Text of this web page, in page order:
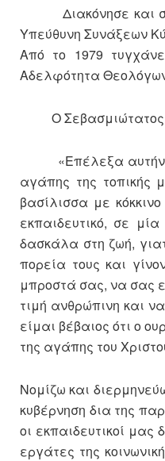
Διακόνησε και στο
Υπεύθυνη
Από το 1979
Αδελφότητα
Ο Σεβασμιώτατος
«Επέλεξα αυτήν
αγάπης της τοπικής
βασίλισσα με
εκπαιδευτικό, σε
δασκάλα στη ζωή,
πορεία τους και
μπροστά σας, να σας
τιμή ανθρώπινη και
είμαι βέβαιος ότι ο
της αγάπης του
Νομίζω και
κυβέρνηση δια της
οι εκπαιδευτικοί μας
εργάτες της